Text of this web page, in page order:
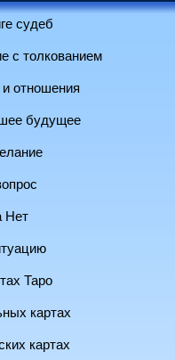
судеб
с толкованием
отношения
будущее
Нет
Таро
картах
картах